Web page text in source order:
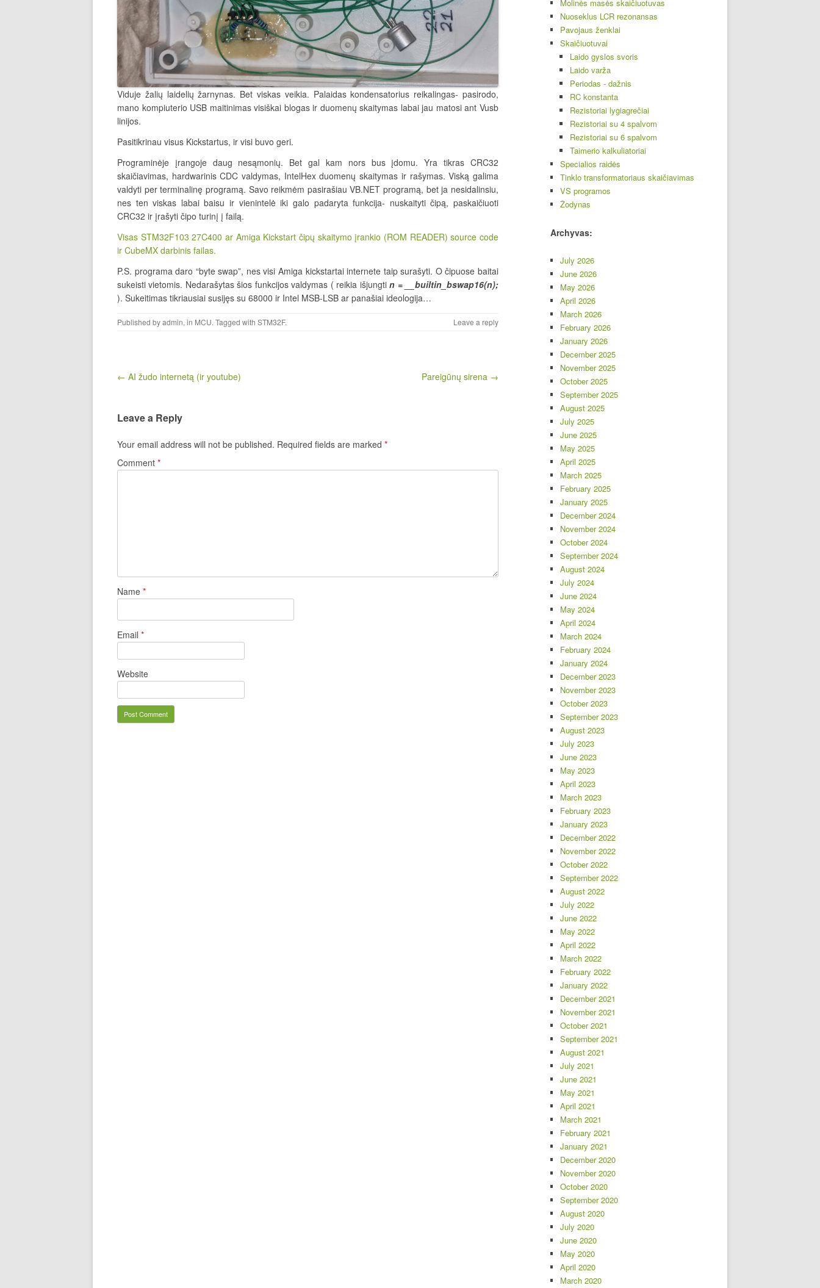
Viduje žalių laidelių žarnynas. Bet viskas veikia. Palaidas kondensatorius reikalingas- pasirodo,
mano kompiuterio USB maitinimas visiškai blogas ir duomenų skaitymas labai jau matosi ant Vusb
linijos.
Pasitikrinau visus Kickstartus, ir visi buvo geri.
Programinėje įrangoje daug nesąmonių. Bet gal kam nors bus įdomu. Yra tikras CRC32
skaičiavimas, hardwarinis CDC valdymas, IntelHex duomenų skaitymas ir rašymas. Viską galima
valdyti per terminalinę programą. Savo reikmėm pasirašiau VB.NET programą, bet ja nesidalinsiu,
nes ten viskas labai baisu ir vienintelė iki galo padaryta funkcija- nuskaityti čipą, paskaičiuoti
CRC32 ir įrašyti čipo turinį į failą.
Visas STM32F103 27C400 ar Amiga Kickstart čipų skaitymo įrankio (ROM READER) source code
ir CubeMX darbinis failas.
P.S. programa daro “byte swap”, nes visi Amiga kickstartai internete taip surašyti. O čipuose baitai
sukeisti vietomis. Nedarašytas šios funkcijos valdymas ( reikia išjungtin = __builtin_bswap16(n);
). Sukeitimas tikriausiai susijęs su 68000 ir Intel MSB-LSB ar panašiai ideologija…
Published byadmin, in MCU. Tagged with STM32F. Leave a reply
Post navigation
← AI žudo internetą (ir youtube) Pareigūnų sirena →
Leave a Reply
Your email address will not be published. Required fields are marked *
Comment *
Name *
Email *
Website
Molinės masės skaičiuotuvas
Nuoseklus LCR rezonansas
Pavojaus ženklai
Skaičiuotuvai
Laido gyslos svoris
Laido varža
Periodas - dažnis
RC konstanta
Rezistoriai lygiagrečiai
Rezistoriai su 4 spalvom
Rezistoriai su 6 spalvom
Taimerio kalkuliatoriai
Specialios raidės
Tinklo transformatoriaus skaičiavimas
VS programos
Žodynas
Archyvas:
July 2026
June 2026
May 2026
April 2026
March 2026
February 2026
January 2026
December 2025
November 2025
October 2025
September 2025
August 2025
July 2025
June 2025
May 2025
April 2025
March 2025
February 2025
January 2025
December 2024
November 2024
October 2024
September 2024
August 2024
July 2024
June 2024
May 2024
April 2024
March 2024
February 2024
January 2024
December 2023
November 2023
October 2023
September 2023
August 2023
July 2023
June 2023
May 2023
April 2023
March 2023
February 2023
January 2023
December 2022
November 2022
October 2022
September 2022
August 2022
July 2022
June 2022
May 2022
April 2022
March 2022
February 2022
January 2022
December 2021
November 2021
October 2021
September 2021
August 2021
July 2021
June 2021
May 2021
April 2021
March 2021
February 2021
January 2021
December 2020
November 2020
October 2020
September 2020
August 2020
July 2020
June 2020
May 2020
April 2020
March 2020